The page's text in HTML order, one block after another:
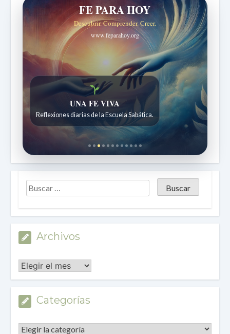
FE PARA HOY
Descubrir. Comprender. Creer.
www.feparahoy.org
Historias bíblicas para maravillarse
Historias bíblicas para niños de 7 a 12 años.
Archivos
Archivos
Categorías
Categorías